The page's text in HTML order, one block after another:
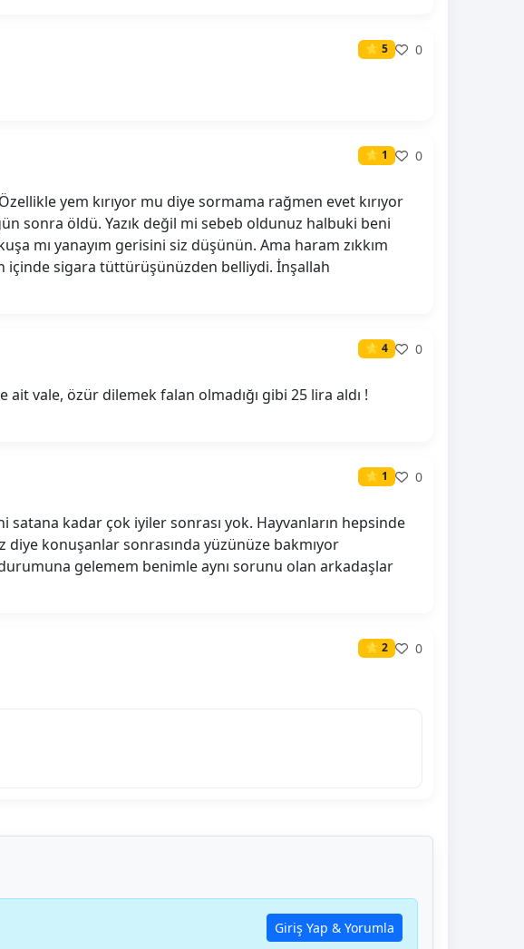
⭐ 5
0
⭐ 1
0
yem kırıyor mu diye sormama rağmen evet kırıyor
sonra öldü. Yazık değil mi sebeb oldunuz halbuki beni
mı yanayım gerisini siz düşünün. Ama haram zıkkım
içinde sigara tüttürüşünüzden belliydi. İnşallah
⭐ 4
0
vale, özür dilemek falan olmadığı gibi 25 lira aldı !
⭐ 1
0
satana kadar çok iyiler sonrası yok. Hayvanların hepsinde
diye konuşanlar sonrasında yüzünüze bakmıyor
gelemem benimle aynı sorunu olan arkadaşlar
⭐ 2
0
Giriş Yap & Yorumla